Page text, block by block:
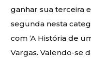
ganhar sua terceira
segunda nesta
com ‘A História de
Vargas. Valendo-se